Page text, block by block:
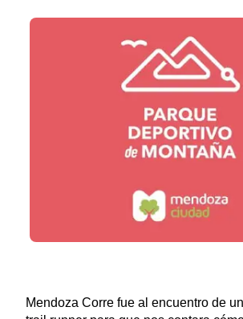
Mendoza Corre fue al encuentro de